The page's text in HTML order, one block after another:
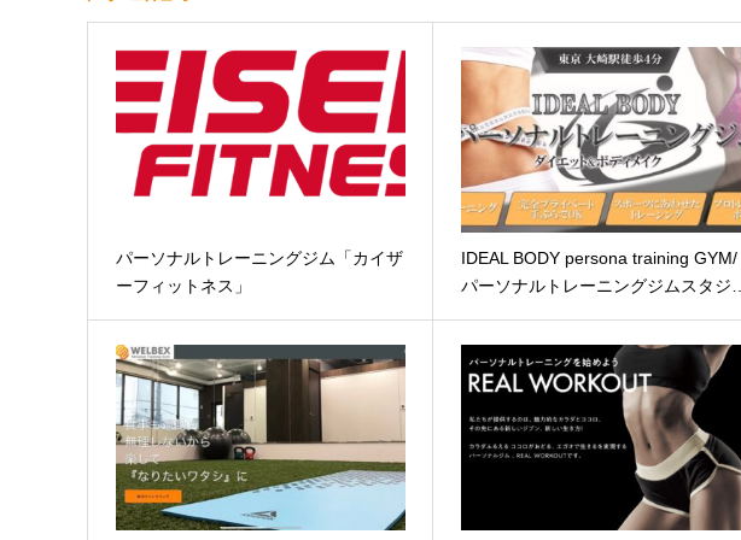
パーソナルトレーニングジム「カイザ
ーフィットネス」
IDEAL BODY persona training GYM/
パーソナルトレーニングジムスタジ…